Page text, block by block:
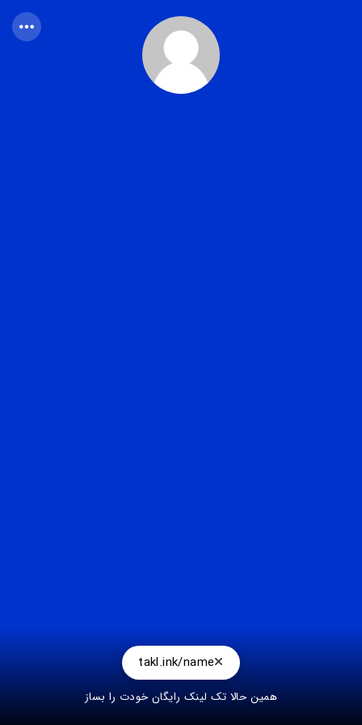
takl.ink/name
همین حالا تک لینک رایگان خودت را بساز